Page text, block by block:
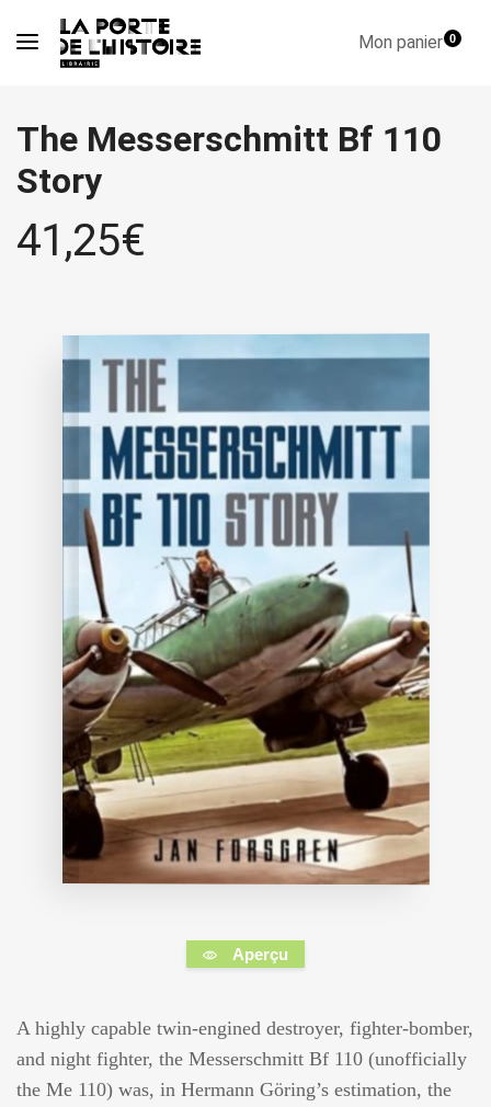
Mon panier0
The Messerschmitt Bf 110
Story
41,25€
Aperçu
A highly capable twin-engined destroyer, fighter-bomber,
and night fighter, the Messerschmitt Bf 110 (unofficially
the Me 110) was, in Hermann Göring’s estimation, the